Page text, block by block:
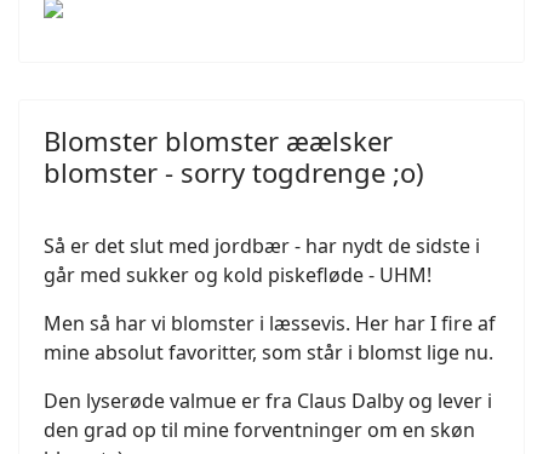
Blomster blomster æælsker
blomster - sorry togdrenge ;o)
Så er det slut med jordbær - har nydt de sidste i
går med sukker og kold piskefløde - UHM!
Men så har vi blomster i læssevis. Her har I fire af
mine absolut favoritter, som står i blomst lige nu.
Den lyserøde valmue er fra Claus Dalby og lever i
den grad op til mine forventninger om en skøn